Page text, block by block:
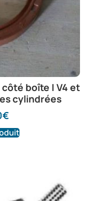
boîte | V4 et
cylindrées
€